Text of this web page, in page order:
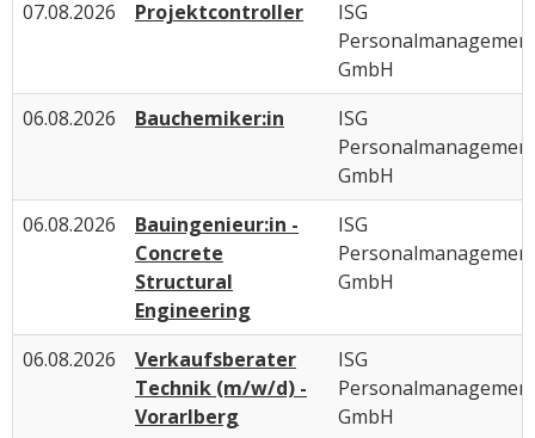
07.08.2026
Projektcontroller
ISG
GmbH
06.08.2026
Bauchemiker:in
ISG
GmbH
06.08.2026
Bauingenieur:in -
Concrete
Structural
Engineering
ISG
GmbH
06.08.2026
Verkaufsberater
Technik (m/w/d) -
Vorarlberg
ISG
GmbH